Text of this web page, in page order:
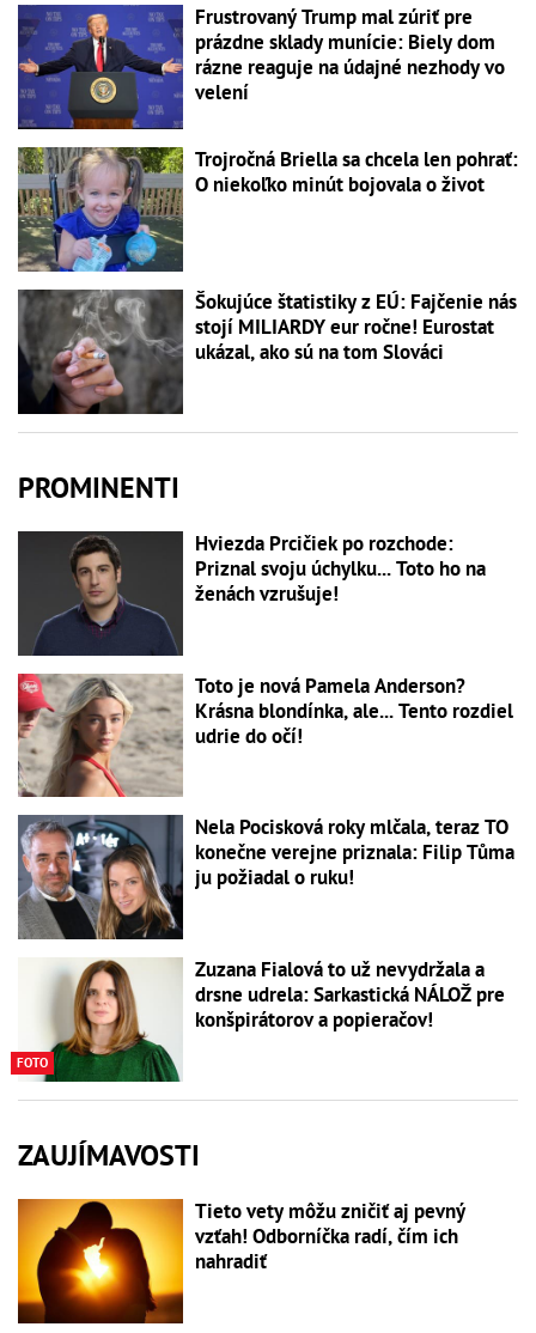
Frustrovaný Trump mal zúriť pre
prázdne sklady munície: Biely dom
rázne reaguje na údajné nezhody vo
velení
Trojročná Briella sa chcela len pohrať:
O niekoľko minút bojovala o život
Šokujúce štatistiky z EÚ: Fajčenie nás
stojí MILIARDY eur ročne! Eurostat
ukázal, ako sú na tom Slováci
PROMINENTI
Hviezda Prcičiek po rozchode:
Priznal svoju úchylku... Toto ho na
ženách vzrušuje!
Toto je nová Pamela Anderson?
Krásna blondínka, ale... Tento rozdiel
udrie do očí!
Nela Pocisková roky mlčala, teraz TO
konečne verejne priznala: Filip Tůma
ju požiadal o ruku!
FOTO
Zuzana Fialová to už nevydržala a
drsne udrela: Sarkastická NÁLOŽ pre
konšpirátorov a popieračov!
ZAUJÍMAVOSTI
Tieto vety môžu zničiť aj pevný
vzťah! Odborníčka radí, čím ich
nahradiť